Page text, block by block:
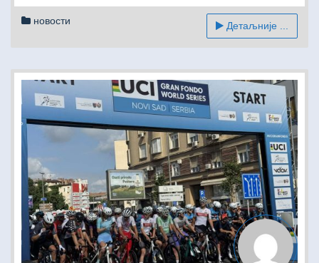
новости Детаљније ...